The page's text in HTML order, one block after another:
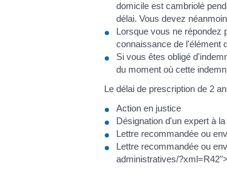
domicile est cambriolé
délai. Vous devez
Lorsque vous ne répondez
connaissance de l'élément
Si vous êtes obligé
du moment où cette
Le délai de prescription de 2
Action en justice
Désignation d'un expert à
Lettre recommandée ou
Lettre recommandée ou
administratives/